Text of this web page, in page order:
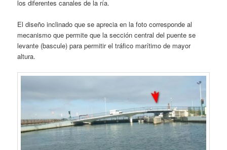
los diferentes canales de la ría.
El diseño inclinado que se aprecia en la foto corresponde al
mecanismo que permite que la sección central del puente se
levante (bascule) para permitir el tráfico marítimo de mayor
altura.